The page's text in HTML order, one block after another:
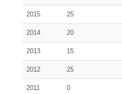
2015 25
2014 20
2013 15
2012 25
2011 0